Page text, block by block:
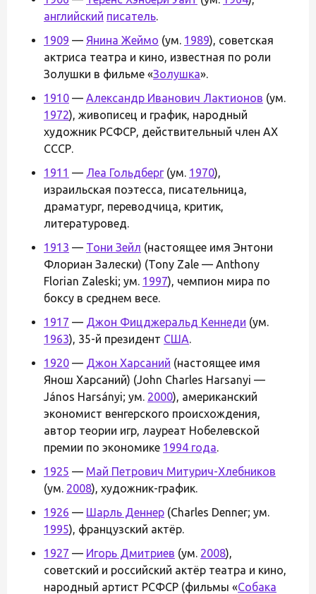
английский писатель.
1909 — Янина Жеймо (ум. 1989), советская
актриса театра и кино, известная по роли
Золушки в фильме «Золушка».
1910 — Александр Иванович Лактионов (ум.
1972), живописец и график, народный
художник РСФСР, действительный член АХ
СССР.
1911 — Леа Гольдберг(ум. 1970),
израильская поэтесса, писательница,
драматург, переводчица, критик,
литературовед.
1913 — Тони Зейл (настоящее имя Энтони
Флориан Залески) (Tony Zale — Anthony
Florian Zaleski; ум. 1997), чемпион мира по
боксу в среднем весе.
1917 — Джон Фицджеральд Кеннеди (ум.
1963), 35-й президент США.
1920 — Джон Харсаний (настоящее имя
Янош Харсаний) (John Charles Harsanyi —
János Harsányi; ум. 2000), американский
экономист венгерского происхождения,
автор теории игр, лауреат Нобелевской
премии по экономике 1994 года.
1925 — Май Петрович Митурич-Хлебников
(ум. 2008), художник-график.
1926 — Шарль Деннер (Charles Denner; ум.
1995), французский актёр.
1927 — Игорь Дмитриев (ум. 2008),
советский и российский актёр театра и кино,
народный артист РСФСР (фильмы «Собака